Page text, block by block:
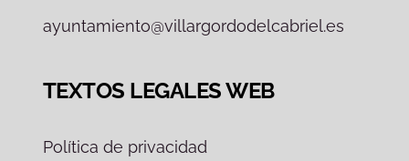
ayuntamiento@villargordodelcabriel.es
TEXTOS LEGALES WEB
Política de privacidad